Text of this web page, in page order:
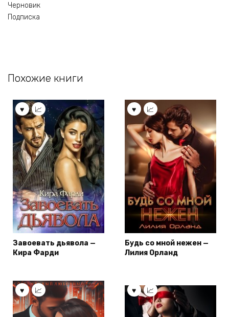
Черновик
Подписка
Похожие книги
Завоевать дьявола —
Кира Фарди
Будь со мной нежен —
Лилия Орланд